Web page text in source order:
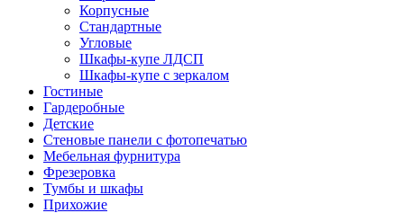
Корпусные
Стандартные
Угловые
Шкафы-купе ЛДСП
Шкафы-купе с зеркалом
Гостиные
Гардеробные
Детские
Стеновые панели с фотопечатью
Мебельная фурнитура
Фрезеровка
Тумбы и шкафы
Прихожие